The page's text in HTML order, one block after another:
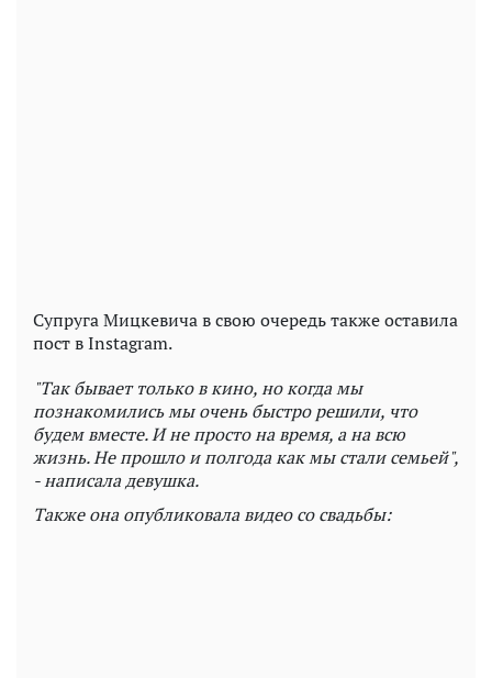
Супруга Мицкевича в свою очередь также оставила
пост в Instagram.
"Так бывает только в кино, но когда мы
познакомились мы очень быстро решили, что
будем вместе. И не просто на время, а на всю
жизнь. Не прошло и полгода как мы стали семьей",
- написала девушка.
Также она опубликовала видео со свадьбы: